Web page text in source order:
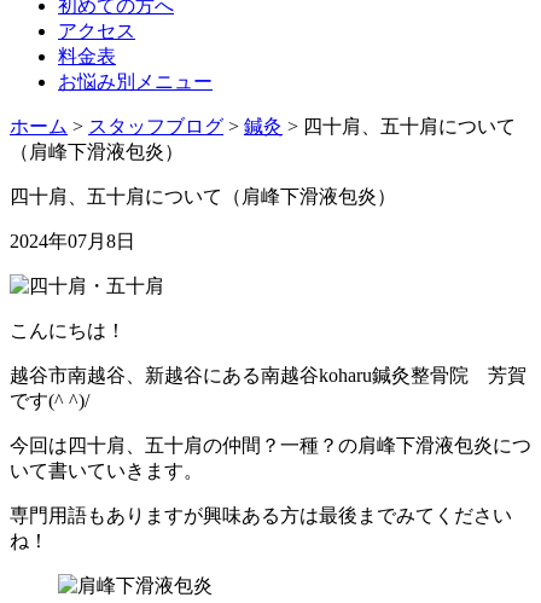
初めての方へ
アクセス
料金表
お悩み別メニュー
ホーム > スタッフブログ > 鍼灸 > 四十肩、五十肩について
（肩峰下滑液包炎）
四十肩、五十肩について（肩峰下滑液包炎）
2024年07月8日
こんにちは！
越谷市南越谷、新越谷にある南越谷koharu鍼灸整骨院 芳賀
です(^ ^)/
今回は四十肩、五十肩の仲間？一種？の肩峰下滑液包炎につ
いて書いていきます。
専門用語もありますが興味ある方は最後までみてください
ね！